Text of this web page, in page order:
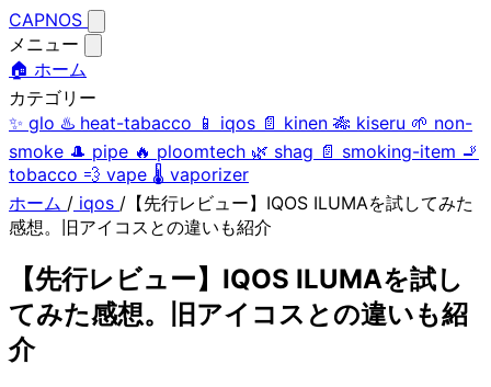
CAPNOS
メニュー
🏠 ホーム
カテゴリー
✨ glo ♨️ heat-tabacco 📱 iqos 📄 kinen 🎋 kiseru 🌱 non-
smoke 🎩 pipe 🔥 ploomtech 🌿 shag 📄 smoking-item 🚬
tobacco 💨 vape 🌡️ vaporizer
ホーム / iqos / 【先行レビュー】IQOS ILUMAを試してみた
感想。旧アイコスとの違いも紹介
【先行レビュー】IQOS ILUMAを試し
てみた感想。旧アイコスとの違いも紹
介